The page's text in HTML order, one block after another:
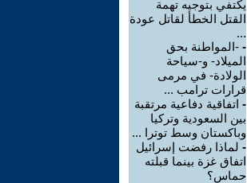
يكتفي بتوجيه تهمة
القتل الخطأ لقاتل عودة
...
- -المواطنة بحق
الميلاد- و-سياحة
الولادة- في مرمى
قرارات ترامب ...
- اتفاقية دفاعية مرتقبة
بين السعودية وتركيا
وباكستان وسط توترا ...
- لماذا رفضت إسرائيل
اتفاق غزة بينما قبلته
حماس؟